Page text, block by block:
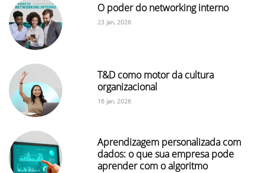
O poder do networking interno
23 jan, 2026
T&D como motor da cultura
organizacional
16 jan, 2026
Aprendizagem personalizada com
dados: o que sua empresa pode
aprender com o algoritmo